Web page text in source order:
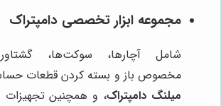
مجموعه ابزار تخصصی دامپتراک
شامل آچارها، سوکت‌ها،
مخصوص باز و بسته کردن قطعات
میلنگ دامپتراک، و همچنین تجهیزات